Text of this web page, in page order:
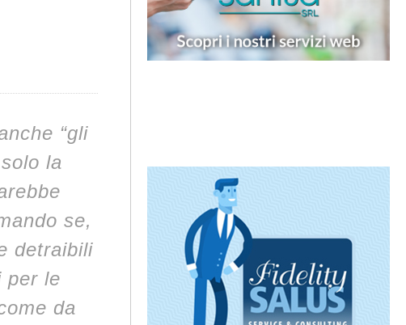
“gli
la
se,
detraibili
per le
da